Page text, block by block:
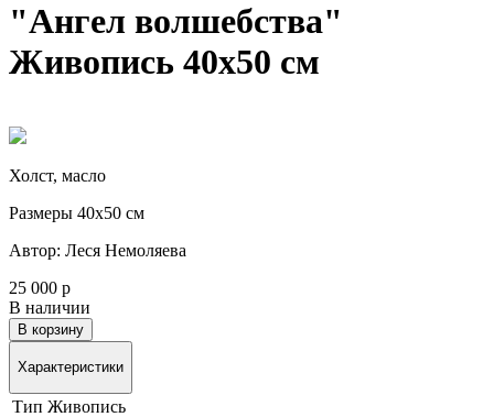
"Ангел волшебства"
Живопись 40х50 см
Холст, масло
Размеры 40х50 см
Автор: Леся Немоляева
25 000 р
В наличии
В корзину
Характеристики
Тип Живопись